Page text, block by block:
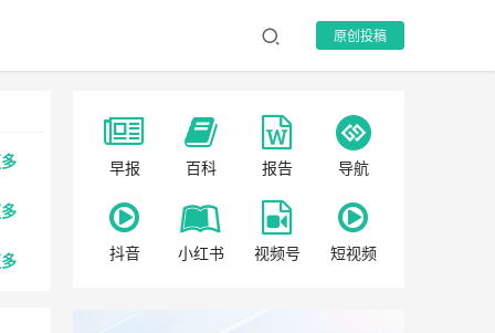
原创投稿
早报 百科 报告 导航
抖音 小红书 视频号 短视频